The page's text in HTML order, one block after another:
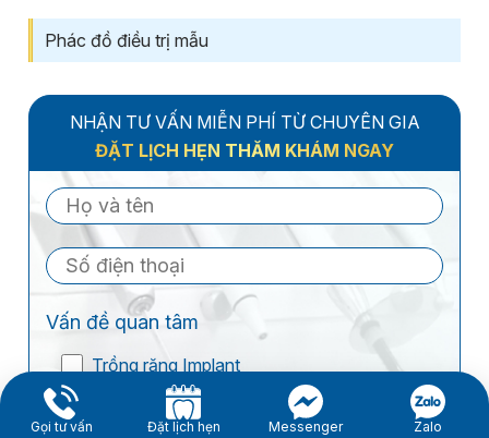
Gọi tư vấn Đặt lịch hẹn Messenger Zalo
Phác đồ điều trị mẫu
NHẬN TƯ VẤN MIỄN PHÍ TỪ CHUYÊN GIA
ĐẶT LỊCH HẸN THĂM KHÁM NGAY
Vấn đề quan tâm
Trồng răng Implant
Niềng răng thẩm mỹ
Bọc răng sứ thẩm mỹ